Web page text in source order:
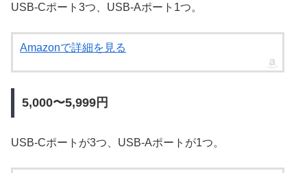
USB-Cポート3つ、USB-Aポート1つ。
Amazonで詳細を見る
5,000〜5,999円
USB-Cポートが3つ、USB-Aポートが1つ。